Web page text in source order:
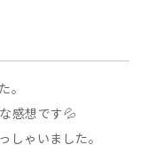
。
感想です💦
しゃいました。